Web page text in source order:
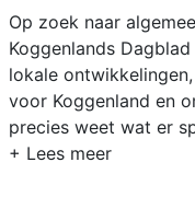
Op zoek naar
Koggenlands
lokale
voor Koggenland en
precies weet wat er